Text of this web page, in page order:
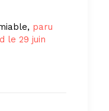
paru
le 29 juin